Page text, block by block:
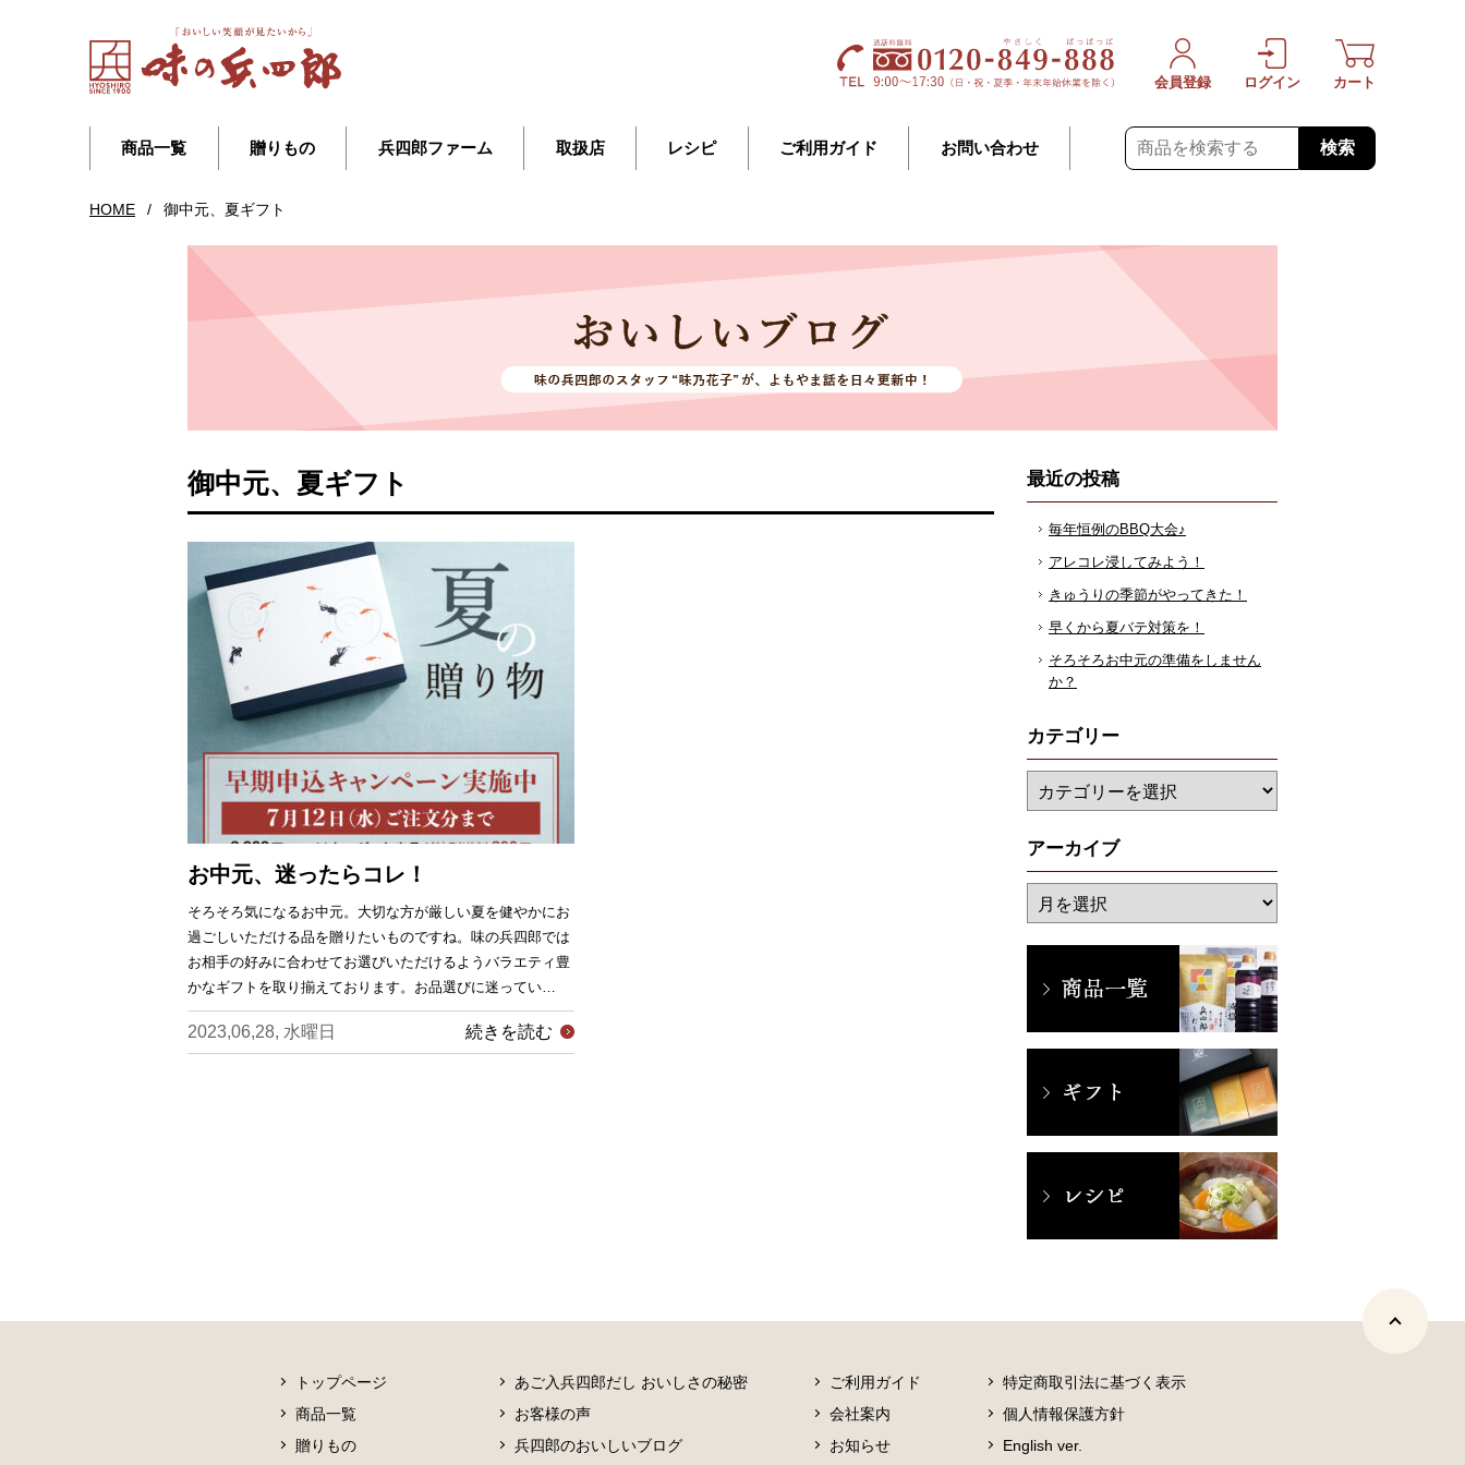
商品一覧 贈りもの 兵四郎ファーム 取扱店 レシピ ご利用ガイド お問い合わせ 検索
会員登録 ログイン カート
HOME / 御中元、夏ギフト
御中元、夏ギフト
お中元、迷ったらコレ！
そろそろ気になるお中元。大切な方が厳しい夏を健やかにお
過ごしいただける品を贈りたいものですね。味の兵四郎では
お相手の好みに合わせてお選びいただけるようバラエティ豊
かなギフトを取り揃えております。お品選びに迷ってい…
2023,06,28, 水曜日 続きを読む
最近の投稿
毎年恒例のBBQ大会♪
アレコレ浸してみよう！
きゅうりの季節がやってきた！
早くから夏バテ対策を！
そろそろお中元の準備をしません
か？
カテゴリー
アーカイブ
トップページ
商品一覧
贈りもの
あご入兵四郎だし おいしさの秘密
お客様の声
兵四郎のおいしいブログ
ご利用ガイド
会社案内
お知らせ
特定商取引法に基づく表示
個人情報保護方針
English ver.